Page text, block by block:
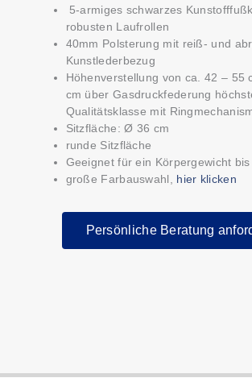
5-armiges schwarzes
robusten Laufrollen
40mm Polsterung mit reiß- und
Kunstlederbezug
Höhenverstellung von ca. 42 – 55
cm über Gasdruckfederung
Qualitätsklasse mit
Sitzfläche: Ø 36 cm
runde Sitzfläche
Geeignet für ein Körpergewicht
große Farbauswahl,
hier klicken
Persönliche Beratung